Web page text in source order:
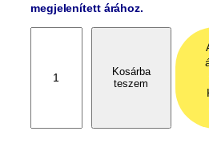
megjelenített árához.
Kosárba
teszem